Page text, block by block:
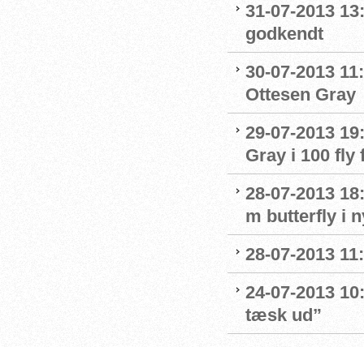
31-07-2013
godkendt
30-07-2013
Ottesen Gray
29-07-2013
Gray i 100 fly
28-07-2013
m butterfly i
28-07-2013
24-07-2013
tæsk ud”